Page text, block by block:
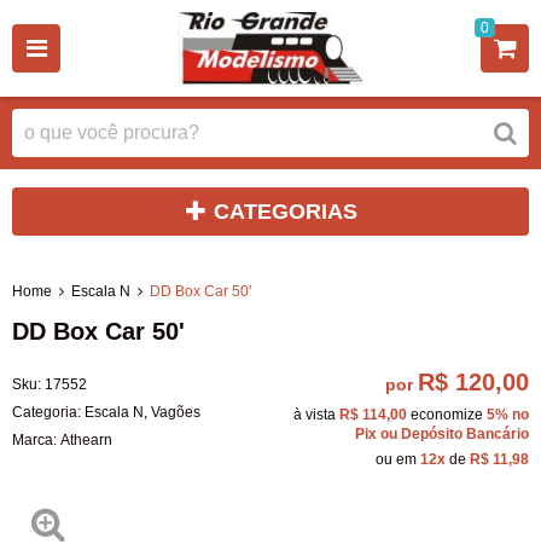
0
CATEGORIAS
Home Escala N DD Box Car 50'
DD Box Car 50'
Sku: 17552
Categoria: Escala N Vagões
Marca: Athearn
por R$ 120,00
à vista R$ 114,00 economize 5% no
Pix ou Depósito Bancário
ou em 12x de R$ 11,98